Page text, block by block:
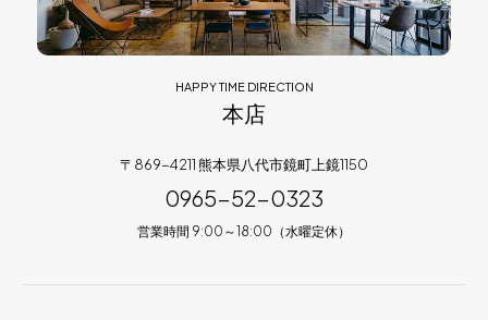
HAPPY TIME DIRECTION
本店
〒869-4211 熊本県八代市鏡町上鏡1150
0965-52-0323
営業時間 9:00～18:00（水曜定休）